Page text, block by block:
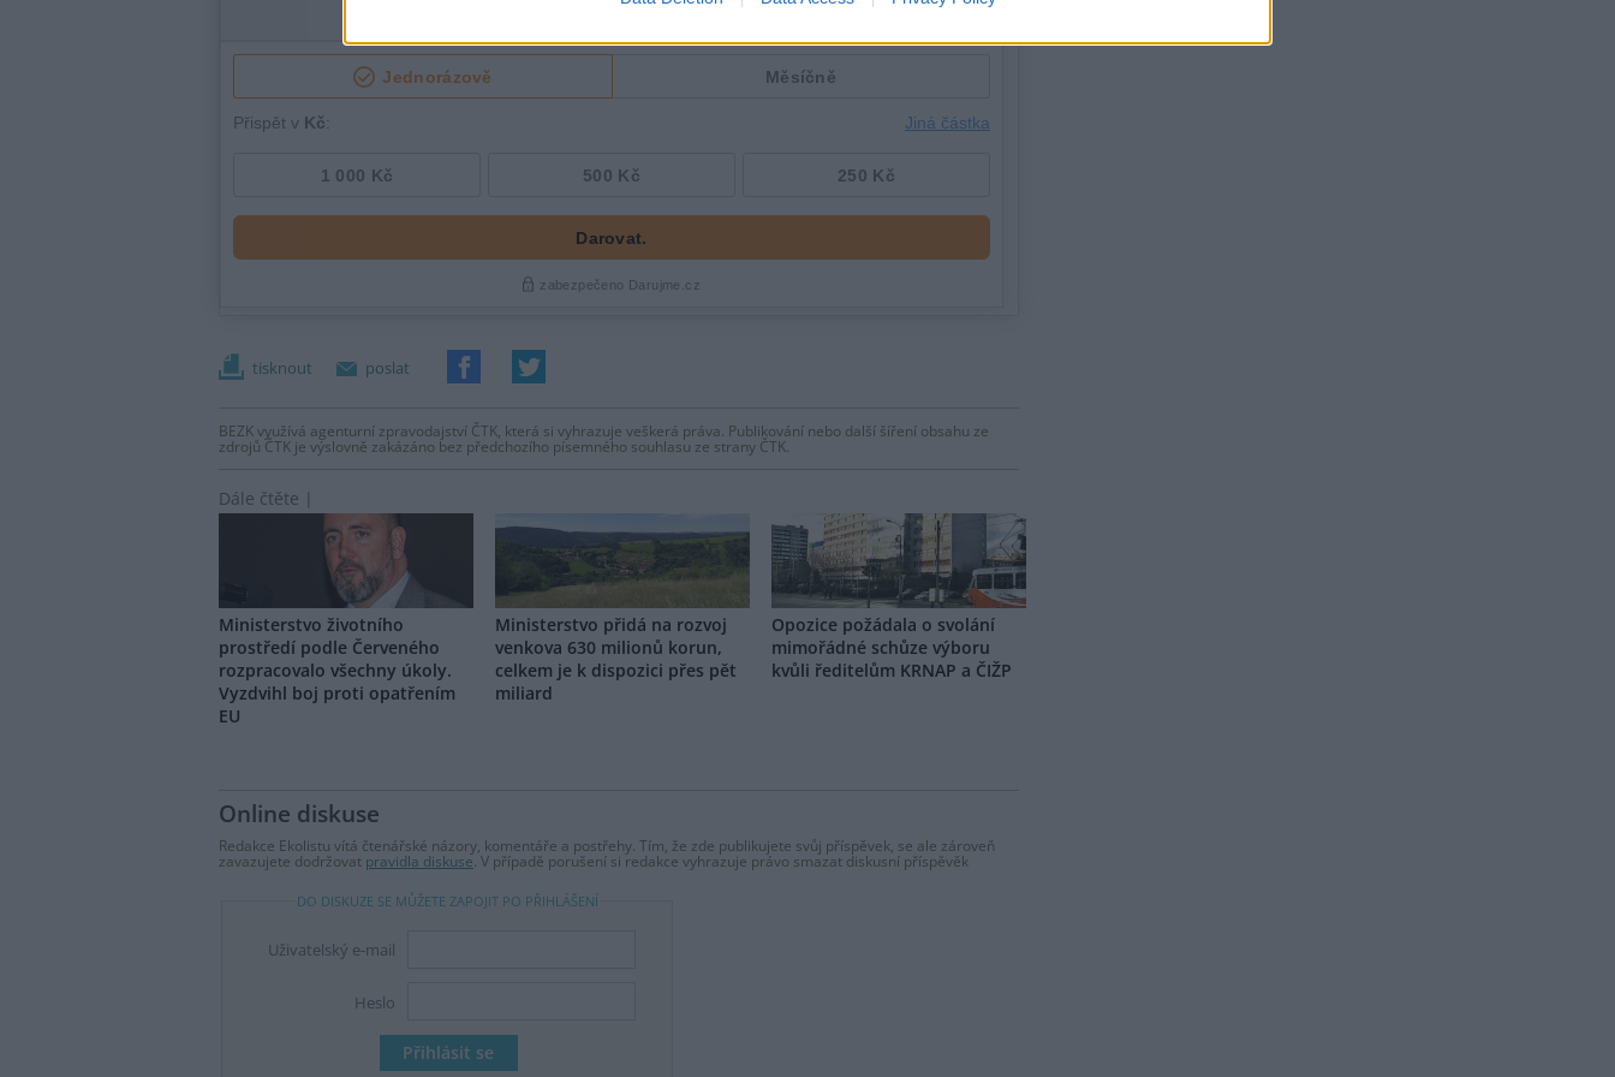
tisknout poslat
BEZK využívá agenturní zpravodajství ČTK, která si vyhrazuje veškerá práva. Publikování nebo další šíření obsahu ze
zdrojů ČTK je výslovně zakázáno bez předchozího písemného souhlasu ze strany ČTK.
Dále čtěte |
Ministerstvo životního
prostředí podle Červeného
rozpracovalo všechny úkoly.
Vyzdvihl boj proti opatřením
EU
Ministerstvo přidá na rozvoj
venkova 630 milionů korun,
celkem je k dispozici přes pět
miliard
Opozice požádala o svolání
mimořádné schůze výboru
kvůli ředitelům KRNAP a ČIŽP
Online diskuse
Redakce Ekolistu vítá čtenářské názory, komentáře a postřehy. Tím, že zde publikujete svůj příspěvek, se ale zároveň
zavazujete dodržovat pravidla diskuse. V případě porušení si redakce vyhrazuje právo smazat diskusní příspěvěk
DO DISKUZE SE MŮŽETE ZAPOJIT PO PŘIHLÁŠENÍ
Uživatelský e-mail
Heslo